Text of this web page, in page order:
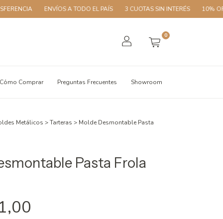
ENVÍOS A TODO EL PAÍS 3 CUOTAS SIN INTERÉS 10% OFF CON
0
Cómo Comprar Preguntas Frecuentes Showroom
Metálicos > Tarteras > Molde Desmontable Pasta
Pasta Frola